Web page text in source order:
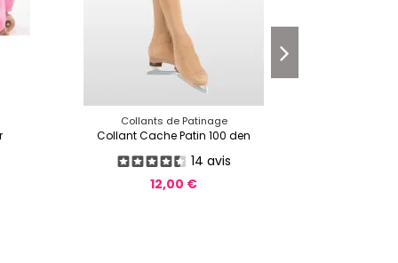
Collants de Patinage
Collant Cache Patin 100 den
14 avis
12,00 €